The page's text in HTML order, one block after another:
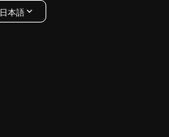
日本語